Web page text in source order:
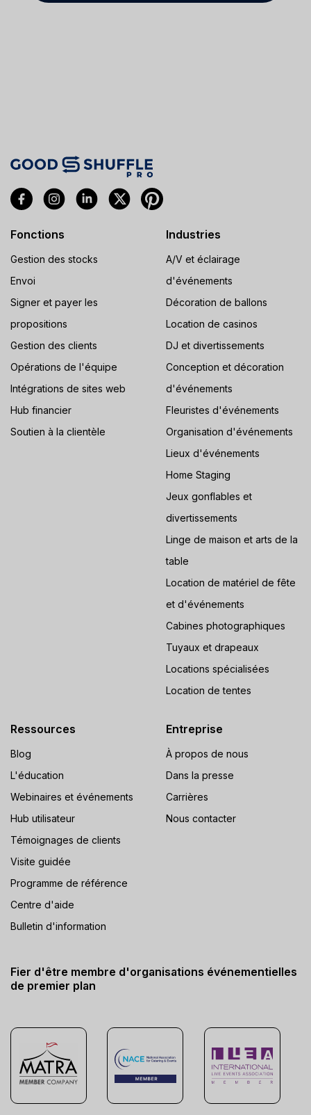
Fonctions
Gestion des stocks
Envoi
Signer et payer les
propositions
Gestion des clients
Opérations de l'équipe
Intégrations de sites web
Hub financier
Soutien à la clientèle
Industries
A/V et éclairage
d'événements
Décoration de ballons
Location de casinos
DJ et divertissements
Conception et décoration
d'événements
Fleuristes d'événements
Organisation d'événements
Lieux d'événements
Home Staging
Jeux gonflables et
divertissements
Linge de maison et arts de la
table
Location de matériel de fête
et d'événements
Cabines photographiques
Tuyaux et drapeaux
Locations spécialisées
Location de tentes
Ressources
Blog
L'éducation
Webinaires et événements
Hub utilisateur
Témoignages de clients
Visite guidée
Programme de référence
Centre d'aide
Bulletin d'information
Entreprise
À propos de nous
Dans la presse
Carrières
Nous contacter
Fier d'être membre d'organisations événementielles
de premier plan